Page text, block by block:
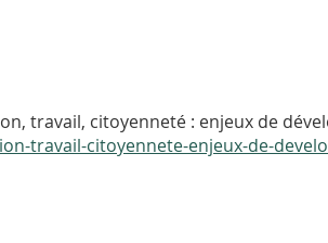
travail, citoyenneté : enjeux de
travail-citoyennete-enjeux-de-